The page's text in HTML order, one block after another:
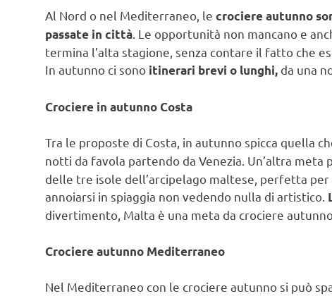
Al Nord o nel Mediterraneo, le crociere autunno
passate in città. Le opportunità non mancano e
termina l’alta stagione, senza contare il fatto che
In autunno ci sono itinerari brevi o lunghi, da una
Crociere in autunno Costa
Tra le proposte di Costa, in autunno spicca quella
notti da favola partendo da Venezia. Un’altra meta
delle tre isole dell’arcipelago maltese, perfetta
annoiarsi in spiaggia non vedendo nulla di artistico.
divertimento, Malta è una meta da crociere
Crociere autunno Mediterraneo
Nel Mediterraneo con le crociere autunno si può